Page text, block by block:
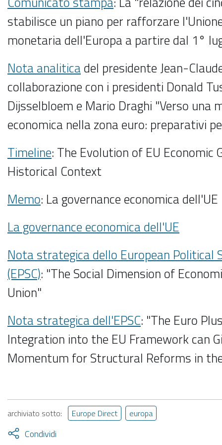
stabilisce un piano per rafforzare
monetaria dell'Europa a partire dal 1°
Nota analitica del presidente Jean-
collaborazione con i presidenti Donald
Dijsselbloem e Mario Draghi "Verso una
economica nella zona euro: preparativi
Timeline: The Evolution of EU Economic
Historical Context
Memo: La governance economica
La governance economica dell'UE
Nota strategica dello European Political
(EPSC): "The Social Dimension of
Union"
Nota strategica dell'EPSC: "The Euro
Integration into the EU Framework can
Momentum for Structural Reforms in
archiviato sotto: Europe Direct europa
Condividi
Attiva